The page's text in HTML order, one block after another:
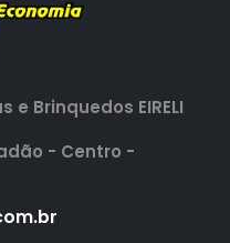
Brinquedos EIRELI
- Centro -